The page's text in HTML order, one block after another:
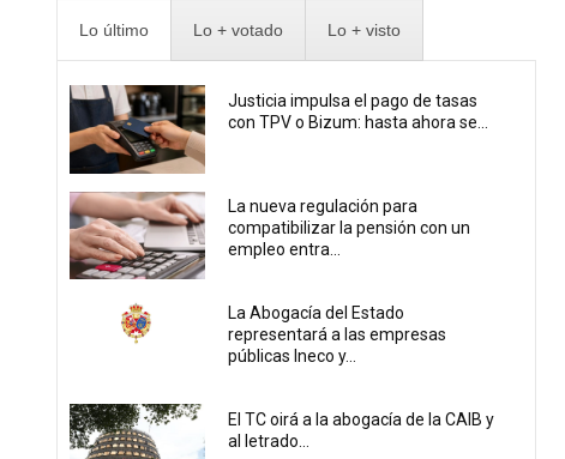
Lo último Lo + votado Lo + visto
Justicia impulsa el pago de tasas
con TPV o Bizum: hasta ahora se...
La nueva regulación para
compatibilizar la pensión con un
empleo entra...
La Abogacía del Estado
representará a las empresas
públicas Ineco y...
El TC oirá a la abogacía de la CAIB y
al letrado...